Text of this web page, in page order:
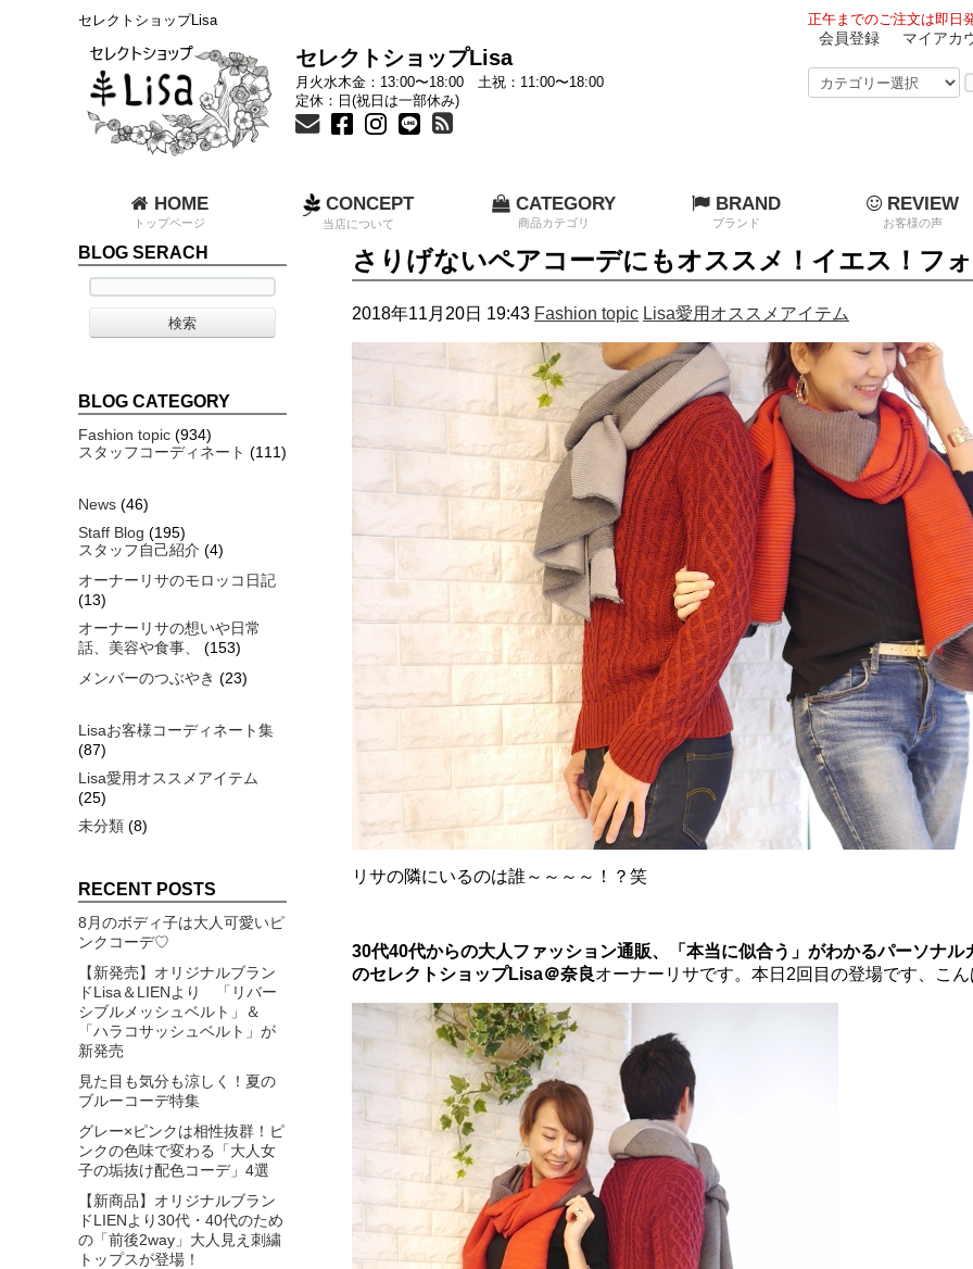
正午までのご注文は即日
会員登録 マイアカ
セレクトショップLisa
セレクトショップLisa
月火水木金：13:00〜18:00 土祝：11:00〜18:00
定休：日(祝日は一部休み)
HOME
トップページ
CONCEPT
当店について
CATEGORY
商品カテゴリ
BRAND
ブランド
REVIEW
お客様の声
さりげないペアコーデにもオススメ！イエス！フ
2018年11月20日 19:43 Fashion topic Lisa愛用オススメアイテム
リサの隣にいるのは誰～～～～！？笑
30代40代からの大人ファッション通販、 「本当に似合う」がわかるパーソナル
のセレクトショップLisa＠奈良オーナーリサです。本日2回目の登場です、こ
BLOG SERACH
BLOG CATEGORY
Fashion topic (934)
スタッフコーディネート (111)
News (46)
Staff Blog (195)
スタッフ自己紹介 (4)
オーナーリサのモロッコ日記
(13)
オーナーリサの想いや日常
話、美容や食事、
(153)
メンバーのつぶやき (23)
Lisaお客様コーディネート集
(87)
Lisa愛用オススメアイテム
(25)
未分類 (8)
RECENT POSTS
8月のボディ子は大人可愛いピ
ンクコーデ♡
【新発売】オリジナルブラン
ドLisa＆LIENより 「リバー
シブルメッシュベルト」＆
「ハラコサッシュベルト」が
新発売
見た目も気分も涼しく！夏の
ブルーコーデ特集
グレー×ピンクは相性抜群！ピ
ンクの色味で変わる「大人女
子の垢抜け配色コーデ」4選
【新商品】オリジナルブラン
ドLIENより30代・40代のため
の「前後2way」大人見え刺繍
トップスが登場！